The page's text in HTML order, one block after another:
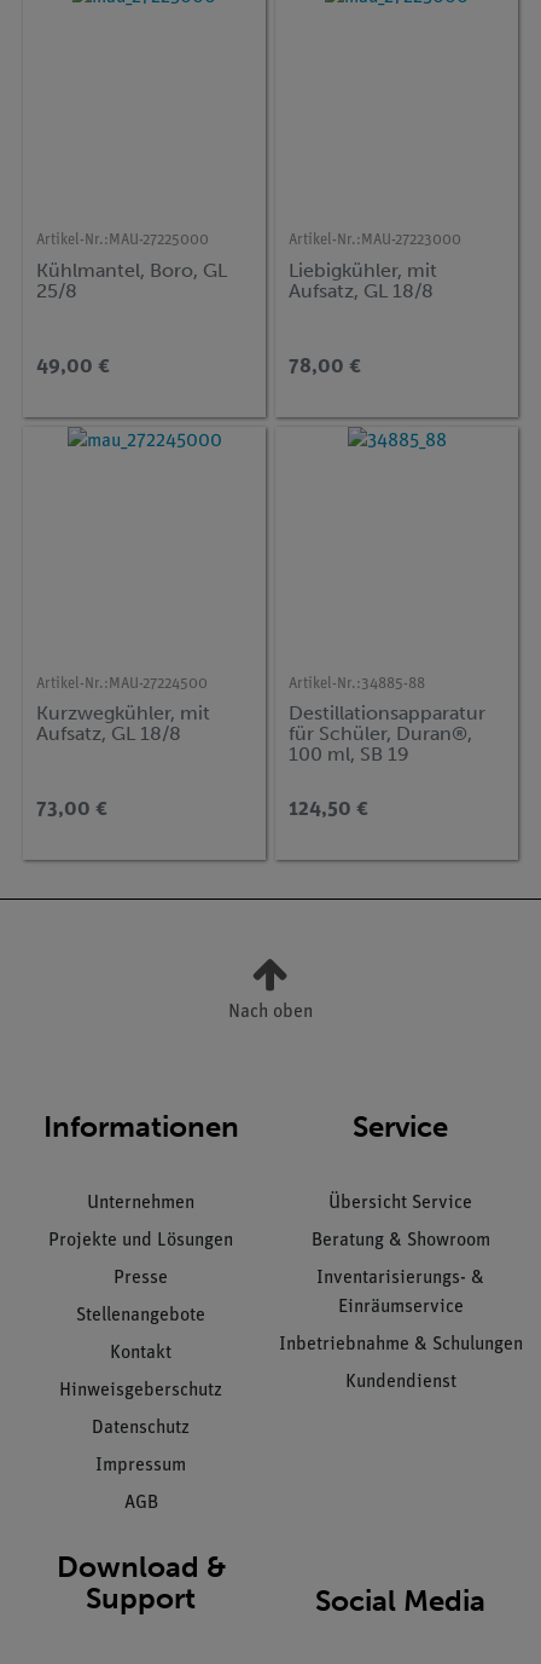
Artikel-Nr.: MAU-27225000
Kühlmantel, Boro, GL
25/8
49,00 €
Artikel-Nr.: MAU-27223000
Liebigkühler, mit
Aufsatz, GL 18/8
78,00 €
Artikel-Nr.: MAU-27224500
Kurzwegkühler, mit
Aufsatz, GL 18/8
73,00 €
Artikel-Nr.:34885-88
Destillationsapparatur
für Schüler, Duran®,
100 ml, SB 19
124,50 €
Nach oben
Informationen
Unternehmen
Projekte und Lösungen
Presse
Stellenangebote
Kontakt
Hinweisgeberschutz
Datenschutz
Impressum
AGB
Service
Übersicht Service
Beratung & Showroom
Inventarisierungs- &
Einräumservice
Inbetriebnahme & Schulungen
Kundendienst
Download &
Support
Social Media